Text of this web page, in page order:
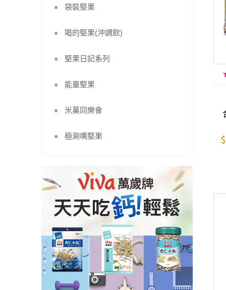
袋裝堅果
喝的堅果(沖調飲)
堅果日記系列
能量堅果
米菓同樂會
極涮嘴堅果